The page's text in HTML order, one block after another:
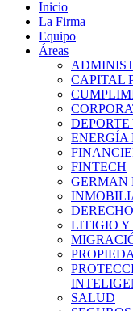
Inicio
La Firma
Equipo
Áreas
CAPITAL
ENERGÍA
FINTECH
GERMAN
LITIGIO Y
SALUD